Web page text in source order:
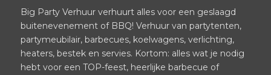
Big Party Verhuur verhuurt alles voor een geslaagd
buitenevenement of BBQ! Verhuur van partytenten,
partymeubilair, barbecues, koelwagens, verlichting,
heaters, bestek en servies. Kortom: alles wat je nodig
hebt voor een TOP-feest, heerlijke barbecue of